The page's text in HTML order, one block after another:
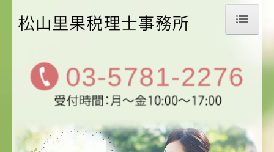
事務所のご案内
会計・税務のご案内
月次決算書のご説明